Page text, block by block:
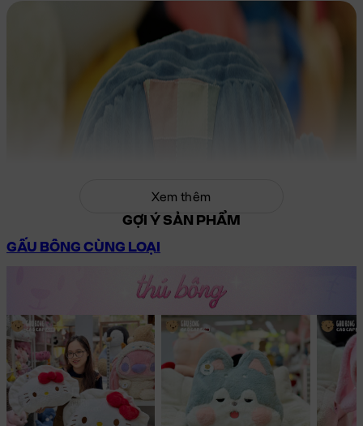
Xem thêm
GỢI Ý SẢN PHẨM
GẤU BÔNG CÙNG LOẠI